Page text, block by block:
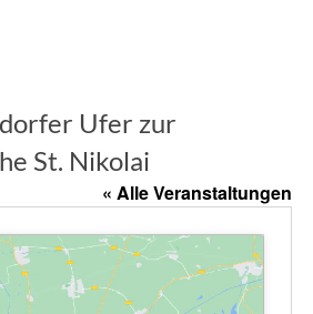
Ufer zur
St. Nikolai
« Alle Veranstaltungen